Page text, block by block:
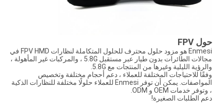
حول FPV
Enmesi هو مزود حلول محترف للحلول المتكاملة لنظارات FPV HMD في
مجالات الطائرات بدون طيار عبر مستقبل 5.8G ، والمركبات غير المأهولة ،
والرؤية الليلية وغيرها من المنتجات مع 5.8G.
وفقًا للاحتياجات المختلفة للعملاء ، دعم أحجام مختلفة وتخصيص
المواصفات. يمكن أن توفر Enmesi للعملاء حلولًا مختلفة للنظارات الذكية
، وتوفر خدمات OEM و ODM.
دعم الطلبات الصغيرة!